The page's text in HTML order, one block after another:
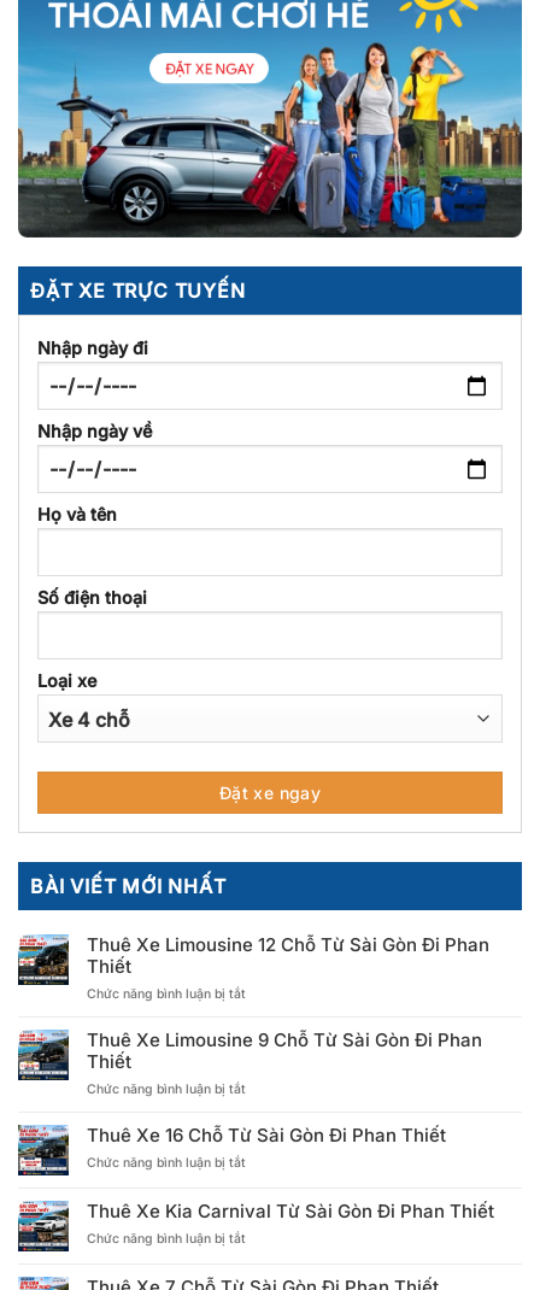
ĐẶT XE TRỰC TUYẾN
Nhập ngày đi
Nhập ngày về
Họ và tên
Số điện thoại
Loại xe
BÀI VIẾT MỚI NHẤT
Thuê Xe Limousine 12 Chỗ Từ Sài Gòn Đi Phan
Thiết
Chức năng bình luận bị tắt
Xe
Limousine
Chỗ
Sài
Gòn
Đi
Thiết
Thuê Xe Limousine 9 Chỗ Từ Sài Gòn Đi Phan
Thiết
Chức năng bình luận bị tắt
Xe
Limousine
9
Từ
Sài
Gòn
Phan
Thuê Xe 16 Chỗ Từ Sài Gòn Đi Phan Thiết
Chức năng bình luận bị tắt
16
Chỗ
Sài
Thuê Xe Kia Carnival Từ Sài Gòn Đi Phan Thiết
Chức năng bình luận bị tắt